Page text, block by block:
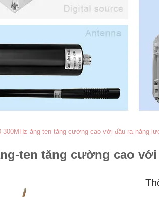
300MHz ăng-ten tăng cường cao với đầu ra năng
ten tăng cường cao